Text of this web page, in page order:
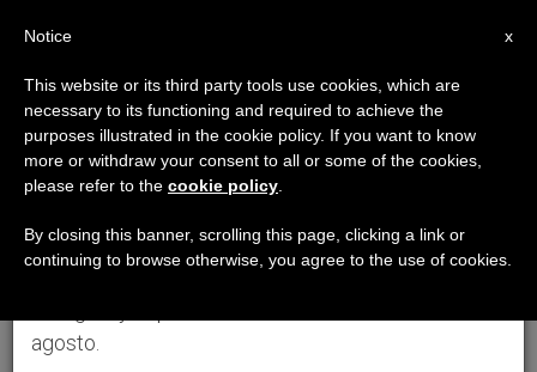
×
Aviso importante
Del 27 de julio al 7 de agosto haremos la pausa
anual, aprovechando que en el periodo de verano
se generan menos informaciones y también el
agosto.
x
Notice
This website or its third party tools use cookies, which are
necessary to its functioning and required to achieve the
purposes illustrated in the cookie policy. If you want to know
more or withdraw your consent to all or some of the cookies,
please refer to the cookie policy
By closing this banner, scrolling this page, clicking a link or
continuing to browse otherwise, you agree to the use of cookies.